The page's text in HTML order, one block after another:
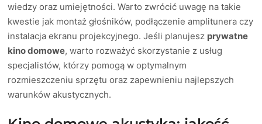
wiedzy oraz umiejętności. Warto zwrócić uwagę na takie
kwestie jak montaż głośników, podłączenie amplitunera czy
instalacja ekranu projekcyjnego. Jeśli planujesz prywatne
kino domowe, warto rozważyć skorzystanie z usług
specjalistów, którzy pomogą w optymalnym
rozmieszczeniu sprzętu oraz zapewnieniu najlepszych
warunków akustycznych.